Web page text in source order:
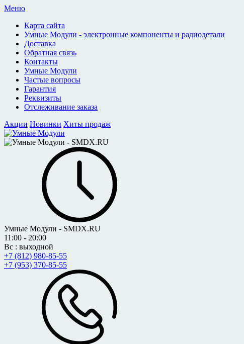
Меню
Карта сайта
Умные Модули - электронные компоненты и радиодетали
Доставка
Обратная связь
Контакты
Умные Модули
Частые вопросы
Гарантия
Реквизиты
Отслеживание заказа
Акции Новинки Хиты продаж
Умные Модули - SMDX.RU
11:00 - 20:00
Вс : выходной
+7 (812) 980-85-55
+7 (953) 370-85-55